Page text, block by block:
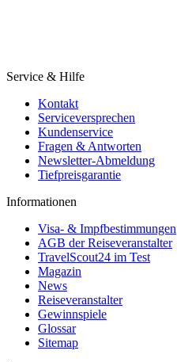
Service & Hilfe
Kontakt
Serviceversprechen
Kundenservice
Fragen & Antworten
Newsletter-Abmeldung
Tiefpreisgarantie
Informationen
Visa- & Impfbestimmungen
AGB der Reiseveranstalter
TravelScout24 im Test
Magazin
News
Reiseveranstalter
Gewinnspiele
Glossar
Sitemap